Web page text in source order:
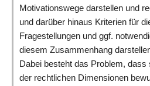
Motivationswege darstellen und
und darüber hinaus Kriterien für
Fragestellungen und ggf.
diesem Zusammenhang
Dabei besteht das Problem, dass
der rechtlichen Dimensionen